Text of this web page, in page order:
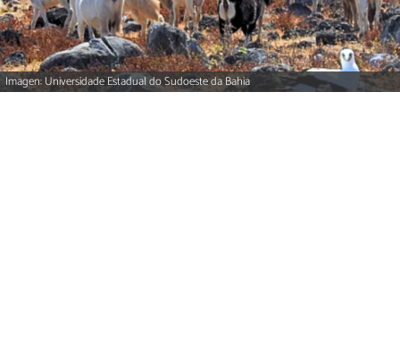
Imagen: Universidade Estadual do Sudoeste da Bahia